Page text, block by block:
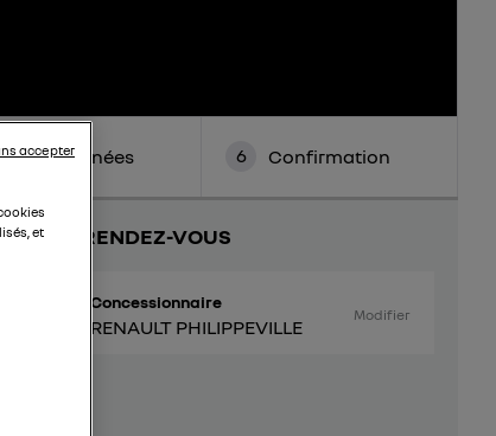
Coordonnées 6 Confirmation
VOTRE RENDEZ-VOUS
Concessionnaire
RENAULT PHILIPPEVILLE Modifier
et
accepter